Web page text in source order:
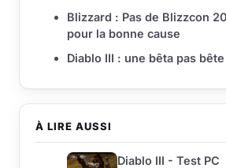
À LIRE AUSSI
Diablo III - Test PC
Blizzard : Pas de Blizzcon
pour la bonne cause
Diablo III : une bêta pas bête